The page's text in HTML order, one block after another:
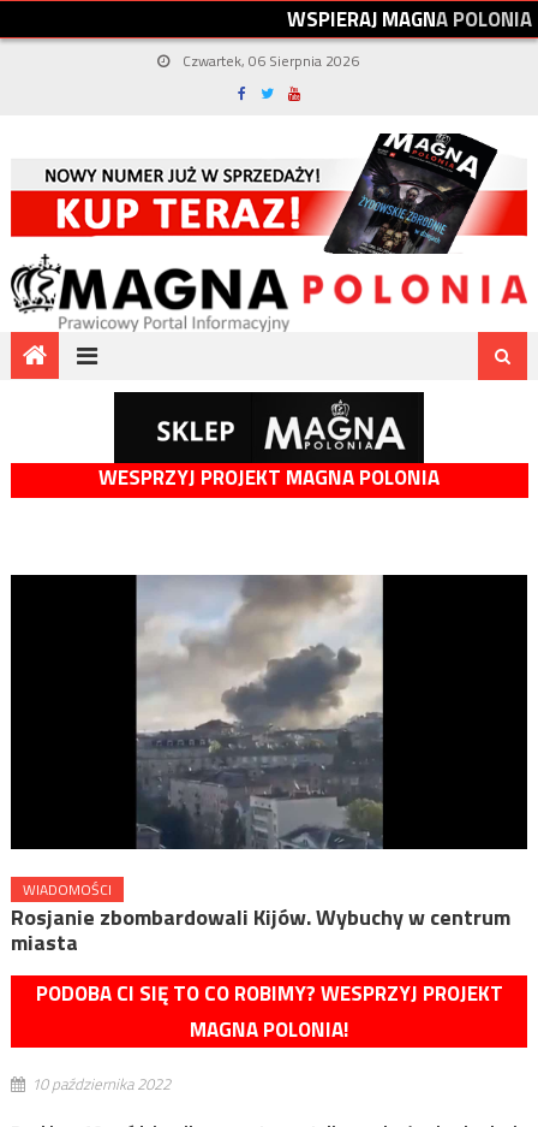
WSPIERAJMAGNAPOLONIA
Czwartek, 06 Sierpnia 2026
WESPRZYJ PROJEKT MAGNA POLONIA
WIADOMOŚCI
Rosjanie zbombardowali Kijów. Wybuchy w centrum
miasta
PODOBA CI SIĘ TO CO ROBIMY? WESPRZYJ PROJEKT
MAGNA POLONIA!
10 października 2022